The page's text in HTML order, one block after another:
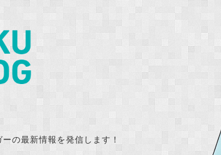
の最新情報を発信します！